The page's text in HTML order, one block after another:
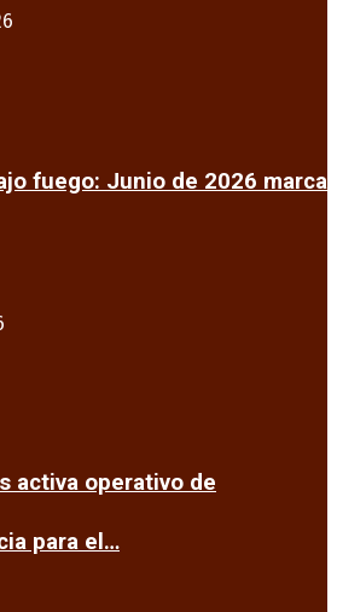
fuego: Junio de 2026 marca
activa operativo de
para el…